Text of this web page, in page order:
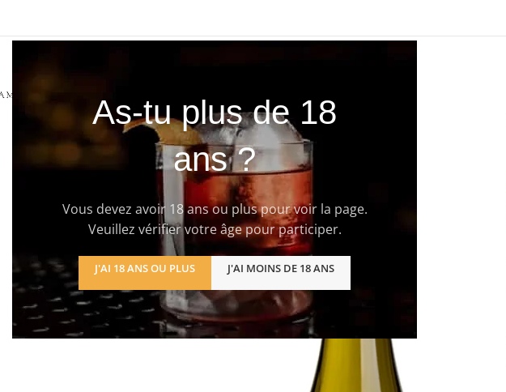
As-tu plus de 18
ans ?
Vous devez avoir 18 ans ou plus pour voir la page.
Veuillez vérifier votre âge pour participer.
J'AI 18 ANS OU PLUS J'AI MOINS DE 18 ANS